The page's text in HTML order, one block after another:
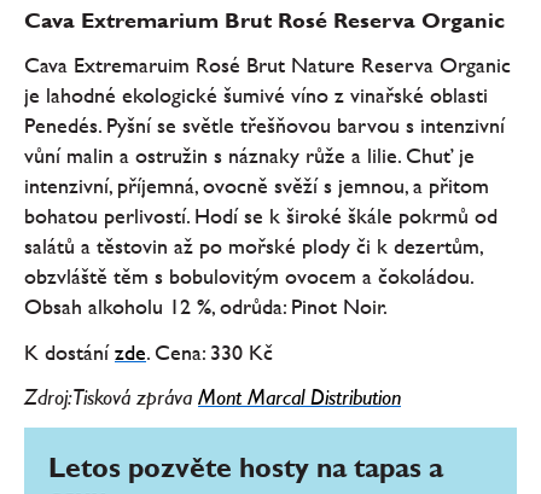
Cava Extremarium Brut Rosé Reserva Organic
Cava Extremaruim Rosé Brut Nature Reserva Organic
je lahodné ekologické šumivé víno z vinařské oblasti
Penedés. Pyšní se světle třešňovou barvou s intenzivní
vůní malin a ostružin s náznaky růže a lilie. Chuť je
intenzivní, příjemná, ovocně svěží s jemnou, a přitom
bohatou perlivostí. Hodí se k široké škále pokrmů od
salátů a těstovin až po mořské plody či k dezertům,
obzvláště těm s bobulovitým ovocem a čokoládou.
Obsah alkoholu 12 %, odrůda: Pinot Noir.
K dostánízde. Cena: 330 Kč
Zdroj: Tisková zpráva Mont Marcal Distribution
Letos pozvěte hosty na tapas a